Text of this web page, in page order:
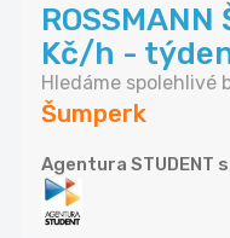
Kč/h -
Hledáme spolehlivé
Šumperk
Agentura STUDENT